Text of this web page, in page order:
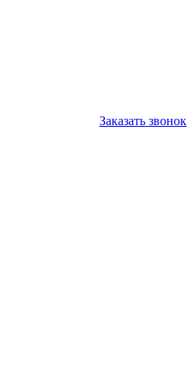
Заказать звонок